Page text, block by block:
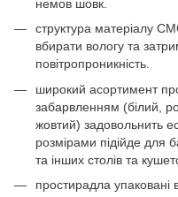
немов шовк.
структура матеріалу
вбирати вологу та
повітропроникність.
широкий асортимент
забарвленням (білий,
жовтий) задовольнить
розмірами підійде для
та інших столів та
простирадла